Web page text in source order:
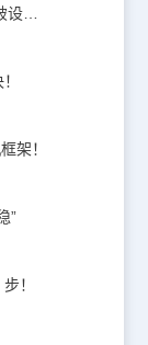
浩辰青翼二三维设计平台：用3D建模打破设计边界
架！
”
！